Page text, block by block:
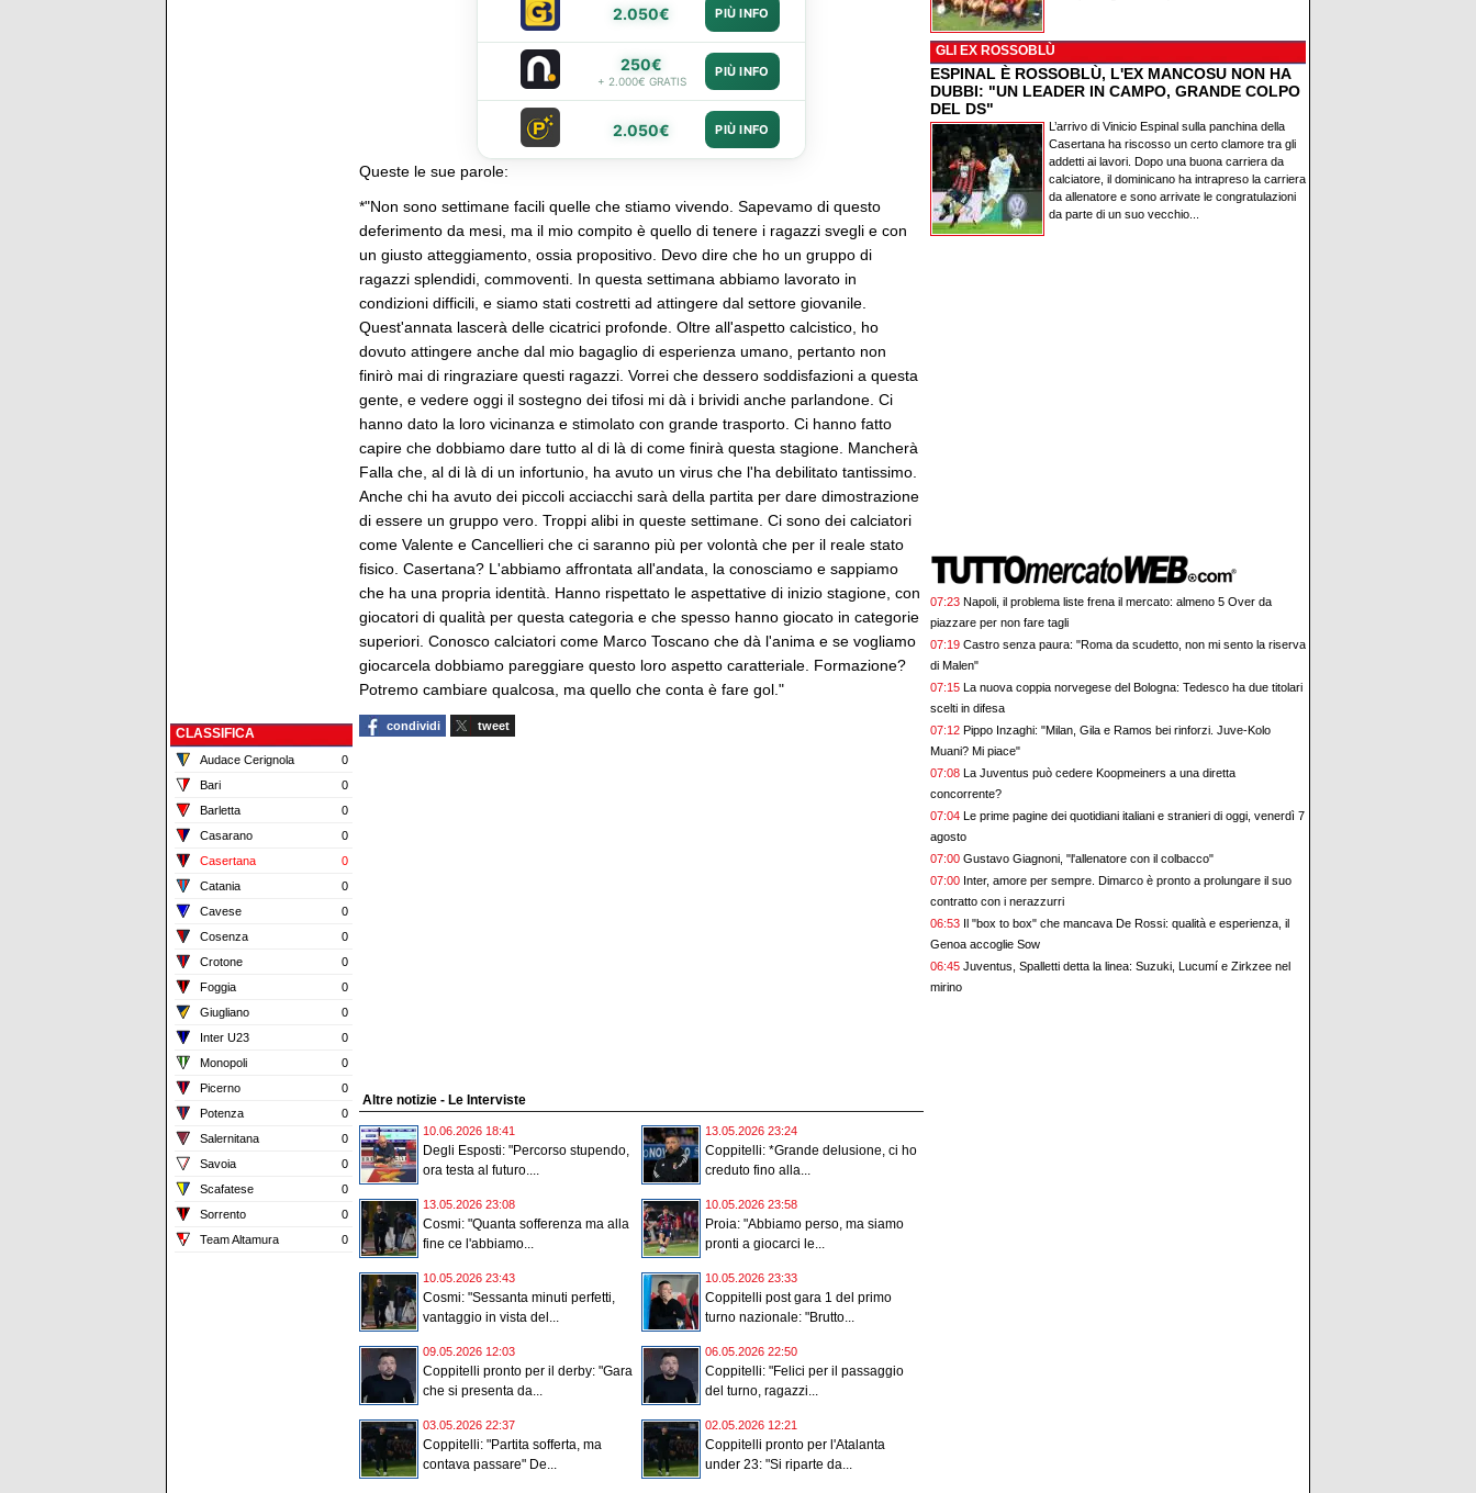
CLASSIFICA
Audace Cerignola
0
Bari
0
Barletta
0
Casarano
0
Casertana
0
Catania
0
Cavese
0
Cosenza
0
Crotone
0
Foggia
0
Giugliano
0
Inter U23
0
Monopoli
0
Picerno
0
Potenza
0
Salernitana
0
Savoia
0
Scafatese
0
Sorrento
0
Team Altamura
0
2.050€ PIÙ INFO
250€
+ 2.000€ GRATIS
PIÙ INFO
2.050€ PIÙ INFO
Queste le sue parole:
*"Non sono settimane facili quelle che stiamo vivendo. Sapevamo di questo
deferimento da mesi, ma il mio compito è quello di tenere i ragazzi svegli e con
un giusto atteggiamento, ossia propositivo. Devo dire che ho un gruppo di
ragazzi splendidi, commoventi. In questa settimana abbiamo lavorato in
condizioni difficili, e siamo stati costretti ad attingere dal settore giovanile.
Quest'annata lascerà delle cicatrici profonde. Oltre all'aspetto calcistico, ho
dovuto attingere anche dal mio bagaglio di esperienza umano, pertanto non
finirò mai di ringraziare questi ragazzi. Vorrei che dessero soddisfazioni a questa
gente, e vedere oggi il sostegno dei tifosi mi dà i brividi anche parlandone. Ci
hanno dato la loro vicinanza e stimolato con grande trasporto. Ci hanno fatto
capire che dobbiamo dare tutto al di là di come finirà questa stagione. Mancherà
Falla che, al di là di un infortunio, ha avuto un virus che l'ha debilitato tantissimo.
Anche chi ha avuto dei piccoli acciacchi sarà della partita per dare dimostrazione
di essere un gruppo vero. Troppi alibi in queste settimane. Ci sono dei calciatori
come Valente e Cancellieri che ci saranno più per volontà che per il reale stato
fisico. Casertana? L'abbiamo affrontata all'andata, la conosciamo e sappiamo
che ha una propria identità. Hanno rispettato le aspettative di inizio stagione, con
giocatori di qualità per questa categoria e che spesso hanno giocato in categorie
superiori. Conosco calciatori come Marco Toscano che dà l'anima e se vogliamo
giocarcela dobbiamo pareggiare questo loro aspetto caratteriale. Formazione?
Potremo cambiare qualcosa, ma quello che conta è fare gol."
condividi tweet
Altre notizie - Le Interviste
10.06.2026 18:41
Degli Esposti: "Percorso stupendo,
ora testa al futuro....
13.05.2026 23:24
Coppitelli: *Grande delusione, ci ho
creduto fino alla...
13.05.2026 23:08
Cosmi: "Quanta sofferenza ma alla
fine ce l'abbiamo...
10.05.2026 23:58
Proia: "Abbiamo perso, ma siamo
pronti a giocarci le...
10.05.2026 23:43
Cosmi: "Sessanta minuti perfetti,
vantaggio in vista del...
10.05.2026 23:33
Coppitelli post gara 1 del primo
turno nazionale: "Brutto...
09.05.2026 12:03
Coppitelli pronto per il derby: "Gara
che si presenta da...
06.05.2026 22:50
Coppitelli: "Felici per il passaggio
del turno, ragazzi...
03.05.2026 22:37
Coppitelli: "Partita sofferta, ma
contava passare" De...
02.05.2026 12:21
Coppitelli pronto per l'Atalanta
under 23: "Si riparte da...
GLI EX ROSSOBLÙ
ESPINAL È ROSSOBLÙ, L'EX MANCOSU NON HA
DUBBI: "UN LEADER IN CAMPO, GRANDE COLPO
DEL DS"
L’arrivo di Vinicio Espinal sulla panchina della
Casertana ha riscosso un certo clamore tra gli
addetti ai lavori. Dopo una buona carriera da
calciatore, il dominicano ha intrapreso la carriera
da allenatore e sono arrivate le congratulazioni
da parte di un suo vecchio...
07:23 Napoli, il problema liste frena il mercato: almeno 5 Over da
piazzare per non fare tagli
07:19 Castro senza paura: "Roma da scudetto, non mi sento la riserva
di Malen"
07:15 La nuova coppia norvegese del Bologna: Tedesco ha due titolari
scelti in difesa
07:12 Pippo Inzaghi: "Milan, Gila e Ramos bei rinforzi. Juve-Kolo
Muani? Mi piace"
07:08 La Juventus può cedere Koopmeiners a una diretta
concorrente?
07:04 Le prime pagine dei quotidiani italiani e stranieri di oggi, venerdì 7
agosto
07:00 Gustavo Giagnoni, "l'allenatore con il colbacco"
07:00 Inter, amore per sempre. Dimarco è pronto a prolungare il suo
contratto con i nerazzurri
06:53 Il "box to box" che mancava De Rossi: qualità e esperienza, il
Genoa accoglie Sow
06:45 Juventus, Spalletti detta la linea: Suzuki, Lucumí e Zirkzee nel
mirino